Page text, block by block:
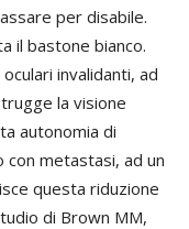
per disabile.
il bastone bianco.
invalidanti, ad
la visione
autonomia di
metastasi, ad un
questa riduzione
di Brown MM,